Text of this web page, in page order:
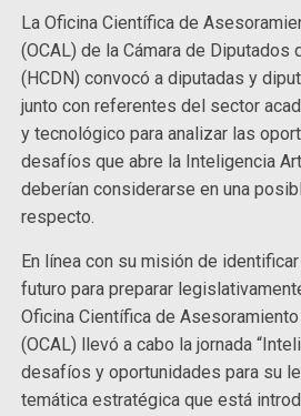
La Oficina Científica de
(OCAL) de la Cámara de Diputados
(HCDN) convocó a diputadas y
junto con referentes del sector
y tecnológico para analizar las
desafíos que abre la Inteligencia
deberían considerarse en una
respecto.
En línea con su misión de
futuro para preparar
Oficina Científica de
(OCAL) llevó a cabo la jornada
desafíos y oportunidades para su
temática estratégica que está